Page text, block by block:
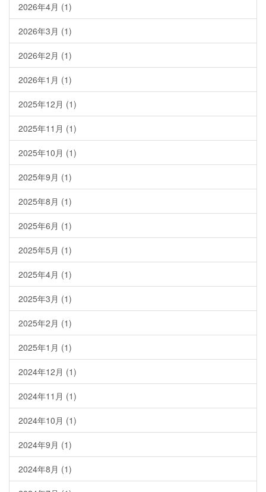
2026年4月 (1)
2026年3月 (1)
2026年2月 (1)
2026年1月 (1)
2025年12月 (1)
2025年11月 (1)
2025年10月 (1)
2025年9月 (1)
2025年8月 (1)
2025年6月 (1)
2025年5月 (1)
2025年4月 (1)
2025年3月 (1)
2025年2月 (1)
2025年1月 (1)
2024年12月 (1)
2024年11月 (1)
2024年10月 (1)
2024年9月 (1)
2024年8月 (1)